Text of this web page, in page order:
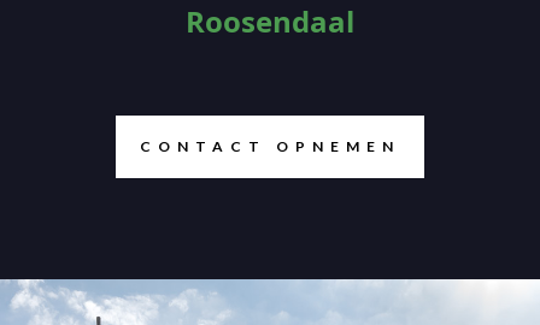
Roosendaal
CONTACT OPNEMEN